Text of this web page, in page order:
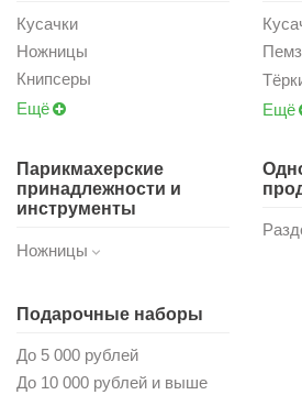
Кусачки
Ножницы
Книпсеры
Ещё
Ещё
Парикмахерские
принадлежности и
инструменты
Ножницы
Подарочные наборы
До 5 000 рублей
До 10 000 рублей и выше